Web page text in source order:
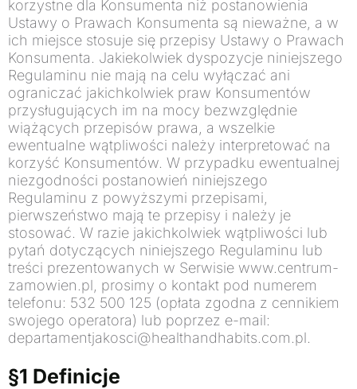
korzystne dla Konsumenta niż postanowienia
Ustawy o Prawach Konsumenta są nieważne, a w
ich miejsce stosuje się przepisy Ustawy o Prawach
Konsumenta. Jakiekolwiek dyspozycje niniejszego
Regulaminu nie mają na celu wyłączać ani
ograniczać jakichkolwiek praw Konsumentów
przysługujących im na mocy bezwzględnie
wiążących przepisów prawa, a wszelkie
ewentualne wątpliwości należy interpretować na
korzyść Konsumentów. W przypadku ewentualnej
niezgodności postanowień niniejszego
Regulaminu z powyższymi przepisami,
pierwszeństwo mają te przepisy i należy je
stosować. W razie jakichkolwiek wątpliwości lub
pytań dotyczących niniejszego Regulaminu lub
treści prezentowanych w Serwisie www.centrum-
zamowien.pl, prosimy o kontakt pod numerem
telefonu: 532 500 125 (opłata zgodna z cennikiem
swojego operatora) lub poprzez e-mail:
departamentjakosci@healthandhabits.com.pl.
§1 Definicje